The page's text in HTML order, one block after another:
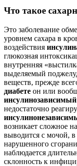
Что такое
Это заболевание
уровнем сахара в
воздействия
глюкозная
внутренняя
выделяемый
веществ, прежде
диабете он или
инсулинозависимый
недостаточно
возникает сложное
выводится с мочой,
нарушенного
наблюдается
склонность к